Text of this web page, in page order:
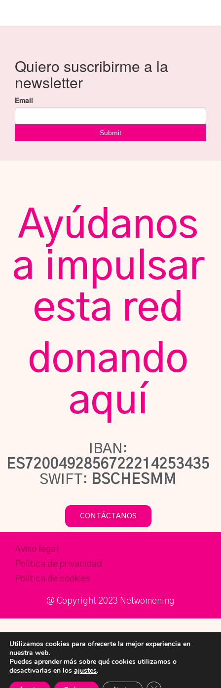
Ayúdanos
a impulsar
esta red
donando
aquí
IBAN:
ES7200492856722214253435
SWIFT: BSCHESMM
CONTÁCTANOS
Aviso legal
Política de privacidad
Política de cookies
@ Copyright 2023 Netwomening​
Utilizamos cookies para ofrecerte la mejor experiencia en
nuestra web.
Puedes aprender más sobre qué cookies utilizamos o
desactivarlas en los ajustes.